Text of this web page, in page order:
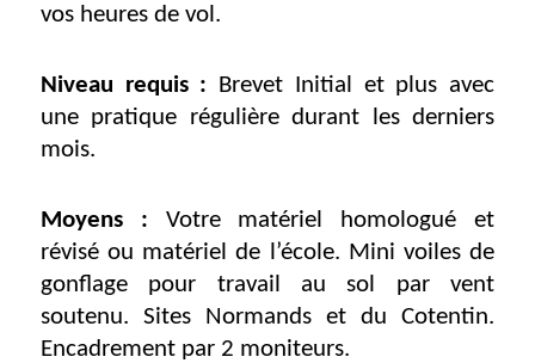
vos heures de vol.
Niveau requis : Brevet Initial et plus avec
une pratique régulière durant les derniers
mois.
Moyens : Votre matériel homologué et
révisé ou matériel de l’école. Mini voiles de
gonflage pour travail au sol par vent
soutenu. Sites Normands et du Cotentin.
Encadrement par 2 moniteurs.